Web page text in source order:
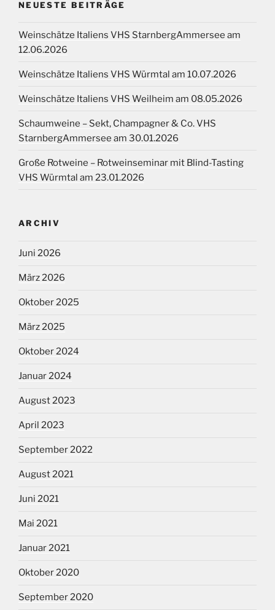
NEUESTE BEITRÄGE
Weinschätze Italiens VHS StarnbergAmmersee am
12.06.2026
Weinschätze Italiens VHS Würmtal am 10.07.2026
Weinschätze Italiens VHS Weilheim am 08.05.2026
Schaumweine – Sekt, Champagner & Co. VHS
StarnbergAmmersee am 30.01.2026
Große Rotweine – Rotweinseminar mit Blind-Tasting
VHS Würmtal am 23.01.2026
ARCHIV
Juni 2026
März 2026
Oktober 2025
März 2025
Oktober 2024
Januar 2024
August 2023
April 2023
September 2022
August 2021
Juni 2021
Mai 2021
Januar 2021
Oktober 2020
September 2020